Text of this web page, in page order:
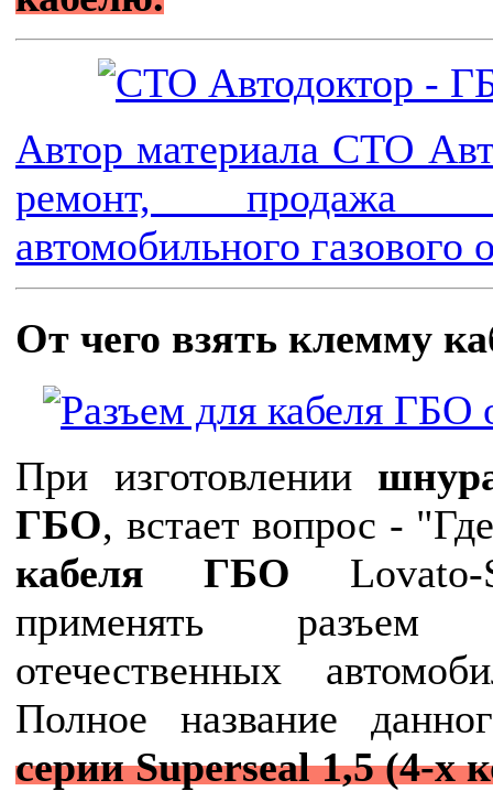
Автор материала СТО
ремонт, продажа
автомобильного газового
От чего взять клемму
При изготовлении
ГБО, встает вопрос -
кабеля ГБО
применять разъем
отечественных
Полное название
серии Superseal 1,5 (4-х